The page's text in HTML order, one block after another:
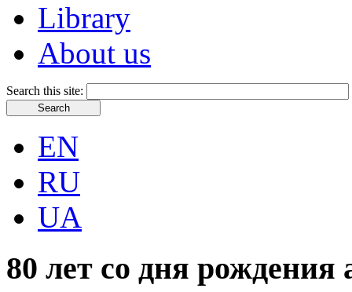
Library
About us
Search this site:
EN
RU
UA
80 лет со дня